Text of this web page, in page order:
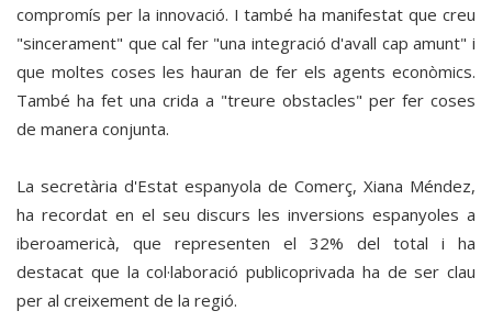
compromís per la innovació. I també ha manifestat que creu
"sincerament" que cal fer "una integració d'avall cap amunt" i
que moltes coses les hauran de fer els agents econòmics.
També ha fet una crida a "treure obstacles" per fer coses
de manera conjunta.
La secretària d'Estat espanyola de Comerç, Xiana Méndez,
ha recordat en el seu discurs les inversions espanyoles a
iberoamericà, que representen el 32% del total i ha
destacat que la col·laboració publicoprivada ha de ser clau
per al creixement de la regió.